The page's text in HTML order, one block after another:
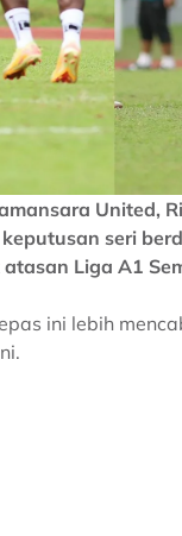
United,
seri
Liga A1
ini lebih